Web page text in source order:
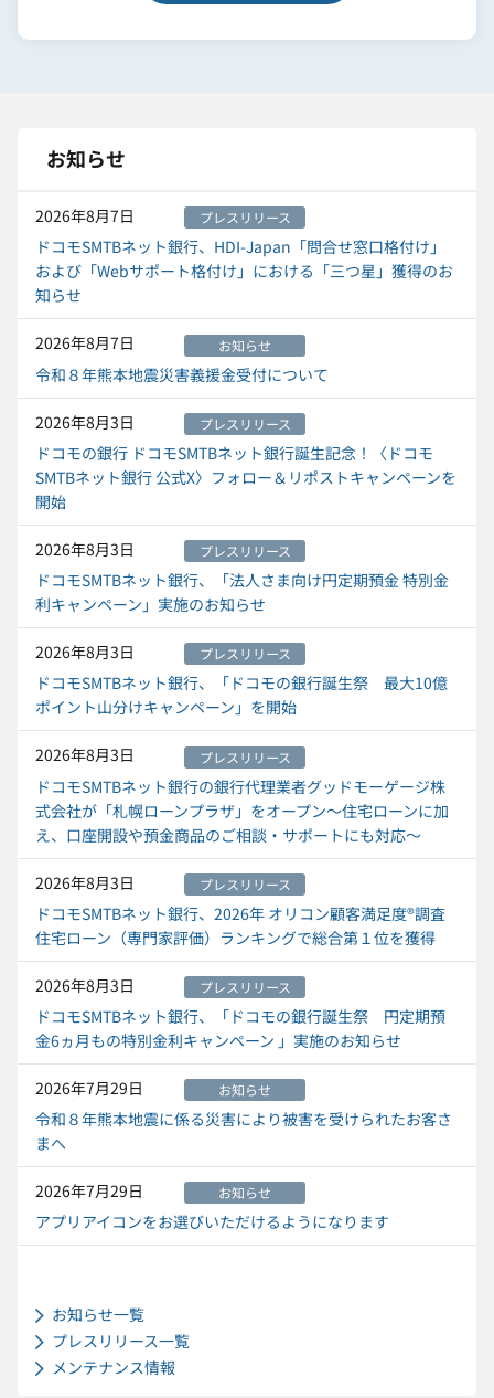
お知らせ
2026年8月7日 プレスリリース
ドコモSMTBネット銀行、HDI-Japan「問合せ窓口格付け」
および「Webサポート格付け」における「三つ星」獲得のお
知らせ
2026年8月7日 お知らせ
令和８年熊本地震災害義援金受付について
2026年8月3日 プレスリリース
ドコモの銀行 ドコモSMTBネット銀行誕生記念！〈ドコモ
SMTBネット銀行 公式X〉フォロー＆リポストキャンペーンを
開始
2026年8月3日 プレスリリース
ドコモSMTBネット銀行、「法人さま向け円定期預金 特別金
利キャンペーン」実施のお知らせ
2026年8月3日 プレスリリース
ドコモSMTBネット銀行、「ドコモの銀行誕生祭 最大10億
ポイント山分けキャンペーン」を開始
2026年8月3日 プレスリリース
ドコモSMTBネット銀行の銀行代理業者グッドモーゲージ株
式会社が「札幌ローンプラザ」をオープン～住宅ローンに加
え、口座開設や預金商品のご相談・サポートにも対応～
2026年8月3日 プレスリリース
ドコモSMTBネット銀行、2026年 オリコン顧客満足度®調査
住宅ローン（専門家評価）ランキングで総合第１位を獲得
2026年8月3日 プレスリリース
ドコモSMTBネット銀行、「ドコモの銀行誕生祭 円定期預
金6ヵ月もの特別金利キャンペーン 」実施のお知らせ
2026年7月29日 お知らせ
令和８年熊本地震に係る災害により被害を受けられたお客さ
まへ
2026年7月29日 お知らせ
アプリアイコンをお選びいただけるようになります
お知らせ一覧
プレスリリース一覧
メンテナンス情報